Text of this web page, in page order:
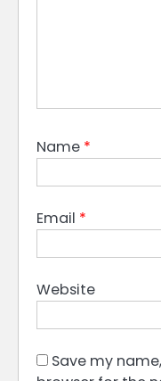
Name *
Email *
Website
Save my